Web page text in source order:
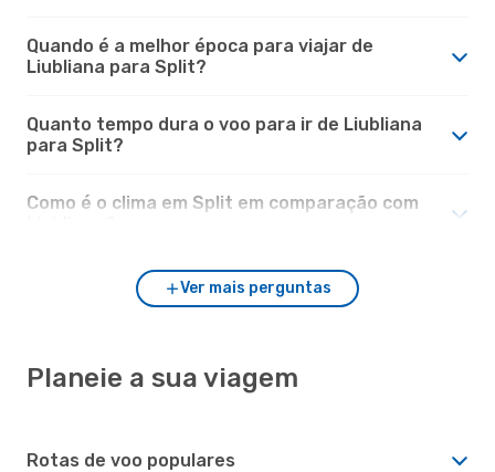
Quando é a melhor época para viajar de
Liubliana para Split?
Quanto tempo dura o voo para ir de Liubliana
para Split?
Como é o clima em Split em comparação com
Ver mais perguntas
Planeie a sua viagem
Rotas de voo populares